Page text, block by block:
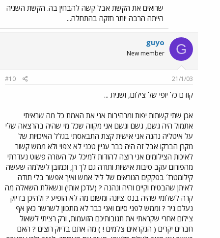
שרואים את הקשת אבל קשה להבחין בה. הקשת השניה
הייתה הרבה יותר חזקה בהתחלה...
G
guyo
New member
21/1/03
#10
קודם כל יופי של צילום, ושנית ...
אכן שתי קשתות יפות ומרהיבות אני את האמת כל מה שראיתי
אתמול היה גשם, גשם וגשם אני מקווה שכל מי שהיה בהרצאה שלי
על איטליה נהנה אני אישית קצת התבאסתי בגלל האיכויות של
מקרן הברקו אבל זה היה כבר עניין טכני לא צפוי ולא ממש קשור
לאיכות הצילומים אני רוצה להודות למיכל על העזרה פשוט נעדרתי
מהפורום עקב סיבות אישיות ותודה גם לך רן, וכמובן לשלמה שעשה
קילומטרז´ בפקקים הנוראים של ליל אמש ואיך אפשר בלי תודה
לאיתן שהבטיח וקיים והיה ונהנה ? (עדכן אותי) ונשאלת השאלה מה
קרה לשלומי שהיה בנס-ציונה ומשום מה לא הופיע ? ולהיכן בדיוק
נעלם ניר ? וממש לפני סיום ואני כבר לא מתכוון לשרשר כאן אף
צילום אחרי שקראתי את תגובותיכם הזועמות, ורק רציתי לשאול
חברים יקרים ( הנקראים צלמים ! ) מה אתם בדיוק רוצים ? האם